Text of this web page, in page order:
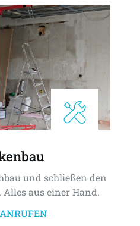
und schließen den
Alles aus einer Hand.